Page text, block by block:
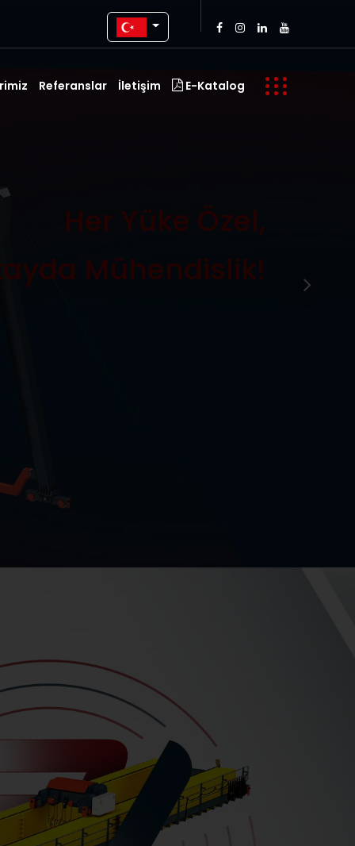
Referanslar İletişim E-Katalog
Her Yüke Özel,
Mühendislik!